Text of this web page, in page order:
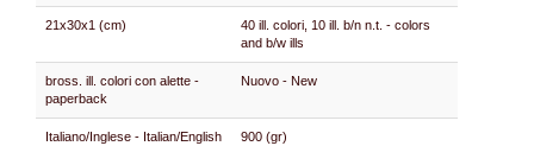
21x30x1 (cm)
40 ill. colori, 10 ill. b/n n.t. - colors
and b/w ills
bross. ill. colori con alette -
paperback
Nuovo - New
Italiano/Inglese - Italian/English
900 (gr)